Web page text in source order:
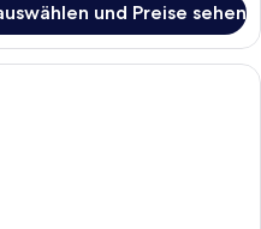
und Preise sehen
Hochwertige Bettwaren, Pillowtop-